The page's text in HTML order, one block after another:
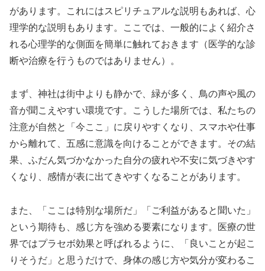
があります。これにはスピリチュアルな説明もあれば、心
理学的な説明もあります。ここでは、一般的によく紹介さ
れる心理学的な側面を簡単に触れておきます（医学的な診
断や治療を行うものではありません）。
まず、神社は街中よりも静かで、緑が多く、鳥の声や風の
音が聞こえやすい環境です。こうした場所では、私たちの
注意が自然と「今ここ」に戻りやすくなり、スマホや仕事
から離れて、五感に意識を向けることができます。その結
果、ふだん気づかなかった自分の疲れや不安に気づきやす
くなり、感情が表に出てきやすくなることがあります。
また、「ここは特別な場所だ」「ご利益があると聞いた」
という期待も、感じ方を強める要素になります。医療の世
界ではプラセボ効果と呼ばれるように、「良いことが起こ
りそうだ」と思うだけで、身体の感じ方や気分が変わるこ